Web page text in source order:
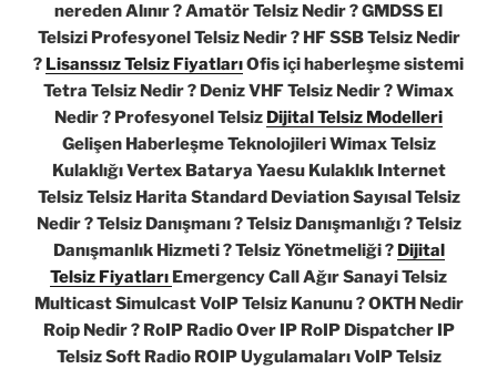
nereden Alınır ? Amatör Telsiz Nedir ? GMDSS El
Telsizi Profesyonel Telsiz Nedir ? HF SSB Telsiz Nedir
? Lisanssız Telsiz FiyatlarıOfis içi haberleşme sistemi
Tetra Telsiz Nedir ? Deniz VHF Telsiz Nedir ? Wimax
Nedir ? Profesyonel Telsiz Dijital Telsiz Modelleri
Gelişen Haberleşme Teknolojileri Wimax Telsiz
Kulaklığı Vertex Batarya Yaesu Kulaklık Internet
Telsiz Telsiz Harita Standard Deviation Sayısal Telsiz
Nedir ? Telsiz Danışmanı ? Telsiz Danışmanlığı ? Telsiz
Danışmanlık Hizmeti ? Telsiz Yönetmeliği ? Dijital
Telsiz Fiyatları Emergency Call Ağır Sanayi Telsiz
Multicast Simulcast VoIP Telsiz Kanunu ? OKTH Nedir
Roip Nedir ? RoIP Radio Over IP RoIP Dispatcher IP
Telsiz Soft Radio ROIP Uygulamaları VoIP Telsiz